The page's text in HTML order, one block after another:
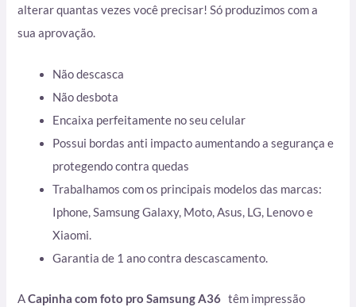
alterar quantas vezes você precisar! Só produzimos com a
sua aprovação.
Não descasca
Não desbota
Encaixa perfeitamente no seu celular
Possui bordas anti impacto aumentando a segurança e
protegendo contra quedas
Trabalhamos com os principais modelos das marcas:
Iphone, Samsung Galaxy, Moto, Asus, LG, Lenovo e
Xiaomi.
Garantia de 1 ano contra descascamento.
ACapinha com foto pro Samsung A36 têm impressão